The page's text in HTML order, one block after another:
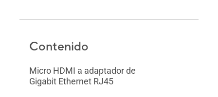
Contenido
Micro HDMI a adaptador de
Gigabit Ethernet RJ45